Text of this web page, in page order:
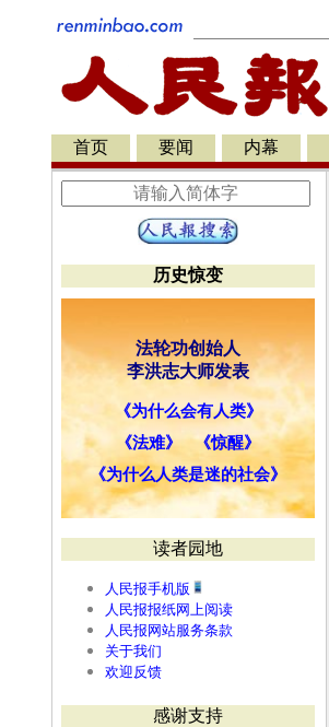
首页 要闻 内幕
历史惊变
法轮功创始人
李洪志大师发表
《为什么会有人类》
《法难》
《惊醒》
《为什么人类是迷的社会》
读者园地
人民报手机版
人民报报纸网上阅读
人民报网站服务条款
关于我们
欢迎反馈
感谢支持